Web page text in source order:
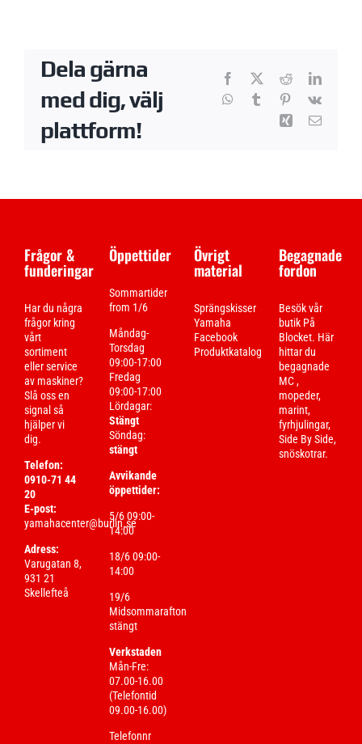
Dela gärna
med dig, välj
plattform!
Facebook Reddit
WhatsApp
Tumblr Pinterest
Vk
Xing E-
Frågor &
funderingar
Har du några
frågor kring
vårt
sortiment
eller service
av maskiner?
Slå oss en
signal så
hjälper vi
dig.
Telefon:
0910-71 44
20
E-post:
yamahacenter@burlin.se
Adress:
Varugatan 8,
931 21
Skellefteå
Öppettider
Sommartider
from 1/6
Måndag-
Torsdag
09:00-17:00
Fredag
09:00-17:00
Lördagar:
Stängt
Söndag:
stängt
Avvikande
öppettider:
5/6 09:00-
14:00
18/6 09:00-
14:00
19/6
Midsommarafton
stängt
Verkstaden
Mån-Fre:
07.00-16.00
(Telefontid
09.00-16.00)
Telefonnr
Övrigt
material
Sprängskisser
Yamaha
Facebook
Produktkatalog
Begagnade
fordon
Besök vår
butik På
Blocket. Här
hittar du
begagnade
MC ,
mopeder,
marint,
fyrhjulingar,
Side By Side,
snöskotrar.